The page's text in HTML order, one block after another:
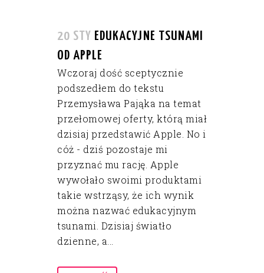
20 STY EDUKACYJNE TSUNAMI
OD APPLE
Wczoraj dość sceptycznie
podszedłem do tekstu
Przemysława Pająka na temat
przełomowej oferty, którą miał
dzisiaj przedstawić Apple. No i
cóż - dziś pozostaje mi
przyznać mu rację. Apple
wywołało swoimi produktami
takie wstrząsy, że ich wynik
można nazwać edukacyjnym
tsunami. Dzisiaj światło
dzienne, a...